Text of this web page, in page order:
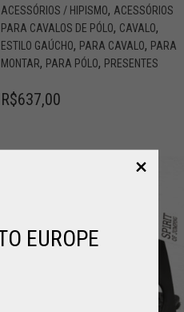
ACESSÓRIOS / HIPISMO, ACESSÓRIOS
PARA CAVALOS DE PÓLO, CAVALO,
ESTILO GAÚCHO, PARA CAVALO, PARA
MONTAR, PARA PÓLO, PRESENTES
R$637,00
EUROPE